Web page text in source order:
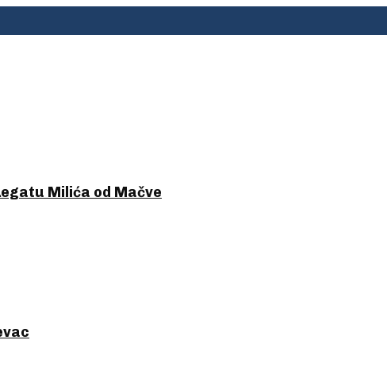
Milića od Mačve